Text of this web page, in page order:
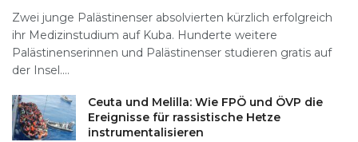
Zwei junge Palästinenser absolvierten kürzlich erfolgreich
ihr Medizinstudium auf Kuba. Hunderte weitere
Palästinenserinnen und Palästinenser studieren gratis auf
der Insel....
Ceuta und Melilla: Wie FPÖ und ÖVP die
Ereignisse für rassistische Hetze
instrumentalisieren